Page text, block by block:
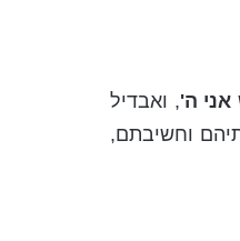
אני ה', ואבדיל
וחשיבתם,